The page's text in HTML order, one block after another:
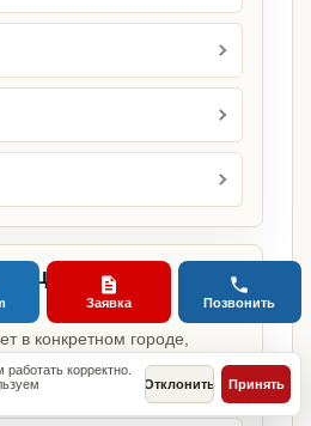
по этому
в конкретном городе,
релевантную городскую
корректно.
Отклонить Принять
Заявка Позвонить